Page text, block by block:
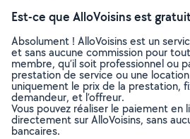
Est-ce que AlloVoisins est
Absolument ! AlloVoisins est un
et sans aucune commission pour
membre, qu’il soit professionnel ou
prestation de service ou une
uniquement le prix de la prestation,
demandeur, et l’offreur.
Vous pouvez réaliser le paiement en
directement sur AlloVoisins, sans
bancaires.